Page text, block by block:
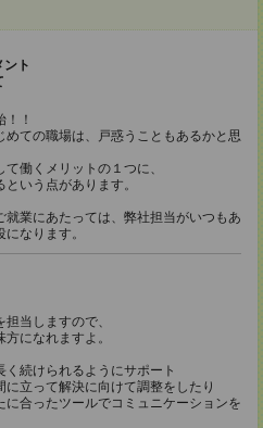
ト
！
ての職場は、戸惑うこともあるかと思
働くメリットの１つに、
いう点があります。
業にあたっては、弊社担当がいつもあ
なります。
当しますので、
になれますよ。
続けられるようにサポート
立って解決に向けて調整をしたり
合ったツールでコミュニケーションを